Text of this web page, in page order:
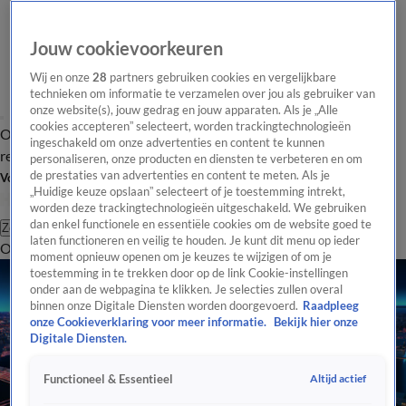
Overzicht Laatste nieuws Regionieuws Het beste van Hart
Tip de
redactie
Volg Hart van Nederland
Zoeken
OverzichtRegioUitzendingenWeerTip de redactiePanelVideo's
Jouw cookievoorkeuren
Wij en onze28 partners gebruiken cookies en vergelijkbare
technieken om informatie te verzamelen over jou als gebruiker van
onze website(s), jouw gedrag en jouw apparaten. Als je „Alle
cookies accepteren” selecteert, worden trackingtechnologieën
ingeschakeld om onze advertenties en content te kunnen
personaliseren, onze producten en diensten te verbeteren en om
de prestaties van advertenties en content te meten. Als je
„Huidige keuze opslaan” selecteert of je toestemming intrekt,
worden deze trackingtechnologieën uitgeschakeld. We gebruiken
dan enkel functionele en essentiële cookies om de website goed te
laten functioneren en veilig te houden. Je kunt dit menu op ieder
moment opnieuw openen om je keuzes te wijzigen of om je
toestemming in te trekken door op de link Cookie-instellingen
onder aan de webpagina te klikken. Je selecties zullen overal
binnen onze Digitale Diensten worden doorgevoerd. Raadpleeg
onze Cookieverklaring voor meer informatie.
Bekijk hier onze
Digitale Diensten.
Functioneel & Essentieel Altijd actief